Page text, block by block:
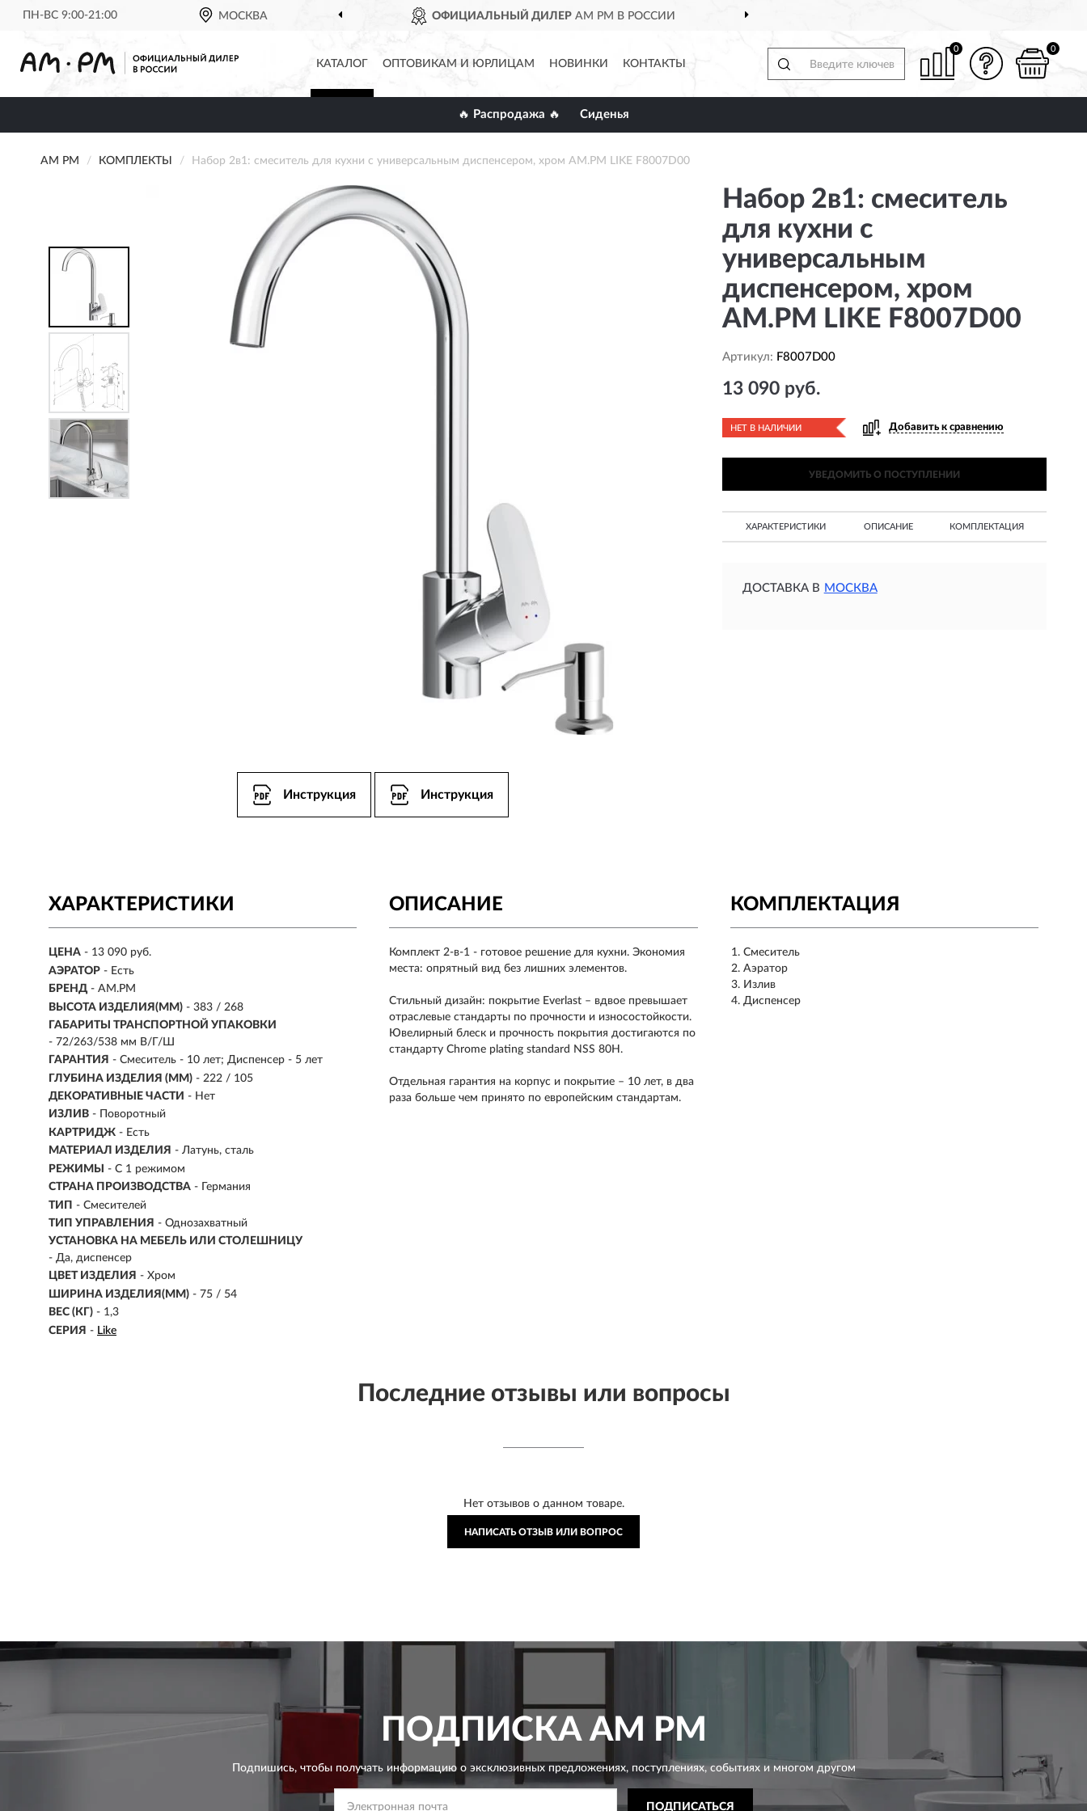
ПН-ВС 9:00-21:00 МОСКВА ОФИЦИАЛЬНЫЙ ДИЛЕР AM PM В РОССИИ
КАТАЛОГ ОПТОВИКАМ И ЮРЛИЦАМ НОВИНКИ КОНТАКТЫ
0 0
🔥 Распродажа 🔥 Сиденья
AM PM КОМПЛЕКТЫ Набор 2в1: смеситель для кухни с универсальным диспенсером, хром AM.PM LIKE F8007D00
Инструкция Инструкция
Набор 2в1: смеситель
для кухни с
универсальным
диспенсером, хром
AM.PM LIKE F8007D00
Артикул: F8007D00
13 090 руб.
НЕТ В НАЛИЧИИ Добавить к сравнению
УВЕДОМИТЬ О ПОСТУПЛЕНИИ
ХАРАКТЕРИСТИКИ ОПИСАНИЕ КОМПЛЕКТАЦИЯ
ДОСТАВКА В МОСКВА
ХАРАКТЕРИСТИКИ
ЦЕНА - 13 090 руб.
АЭРАТОР - Есть
БРЕНД - AM.PM
ВЫСОТА ИЗДЕЛИЯ(ММ) - 383 / 268
ГАБАРИТЫ ТРАНСПОРТНОЙ УПАКОВКИ
- 72/263/538 мм В/Г/Ш
ГАРАНТИЯ - Смеситель - 10 лет; Диспенсер - 5 лет
ГЛУБИНА ИЗДЕЛИЯ (ММ) - 222 / 105
ДЕКОРАТИВНЫЕ ЧАСТИ - Нет
ИЗЛИВ - Поворотный
КАРТРИДЖ - Есть
МАТЕРИАЛ ИЗДЕЛИЯ - Латунь, сталь
РЕЖИМЫ
- С 1 режимом
СТРАНА ПРОИЗВОДСТВА - Германия
ТИП - Смесителей
ТИП УПРАВЛЕНИЯ - Однозахватный
УСТАНОВКА НА МЕБЕЛЬ ИЛИ СТОЛЕШНИЦУ
- Да, диспенсер
ЦВЕТ ИЗДЕЛИЯ - Хром
ШИРИНА ИЗДЕЛИЯ(ММ) - 75 / 54
ВЕС (КГ) - 1,3
СЕРИЯ - Like
КОМПЛЕКТАЦИЯ
Смеситель
Аэратор
Излив
Диспенсер
ОПИСАНИЕ
Комплект 2-в-1 - готовое решение для кухни. Экономия
места: опрятный вид без лишних элементов.
Стильный дизайн: покрытие Everlast – вдвое превышает
отраслевые стандарты по прочности и износостойкости.
Ювелирный блеск и прочность покрытия достигаются по
стандарту Chrome plating standard NSS 80H.
Отдельная гарантия на корпус и покрытие – 10 лет, в два
раза больше чем принято по европейским стандартам.
Последние отзывы или вопросы
Нет отзывов о данном товаре.
НАПИСАТЬ ОТЗЫВ ИЛИ ВОПРОС
ПОДПИСКАAM PM
Подпишись, чтобы получать информацию о эксклюзивных предложениях,поступлениях, событиях и многом другом
ПОДПИСАТЬСЯ